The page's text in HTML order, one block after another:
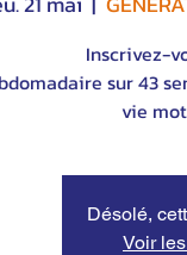
Inscrivez-
sur 43
vie
Désolé,
Voir